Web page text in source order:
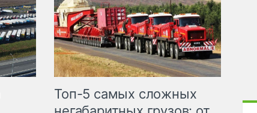
Топ-5 самых сложных